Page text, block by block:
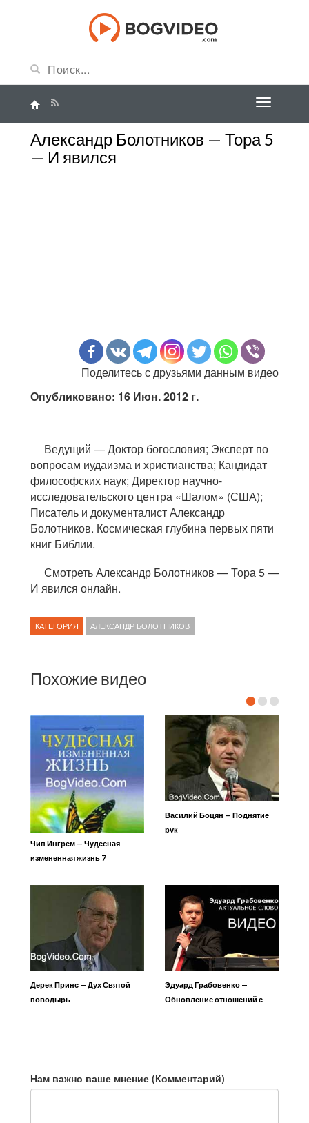
Александр Болотников — Тора 5
— И явился
Поделитесь с друзьями данным видео
Опубликовано: 16 Июн. 2012 г.
Ведущий — Доктор богословия; Эксперт по
вопросам иудаизма и христианства; Кандидат
философских наук; Директор научно-
исследовательского центра «Шалом» (США);
Писатель и документалист Александр
Болотников. Космическая глубина первых пяти
книг Библии.
Смотреть Александр Болотников — Тора 5 —
И явился онлайн.
КАТЕГОРИЯ АЛЕКСАНДР БОЛОТНИКОВ
Похожие видео
Чип Ингрем — Чудесная
измененная жизнь 7
Василий Боцян — Поднятие
рук
Дерек Принс — Дух Святой
поводырь
Эдуард Грабовенко —
Обновление отношений с
Нам важно ваше мнение (Комментарий)